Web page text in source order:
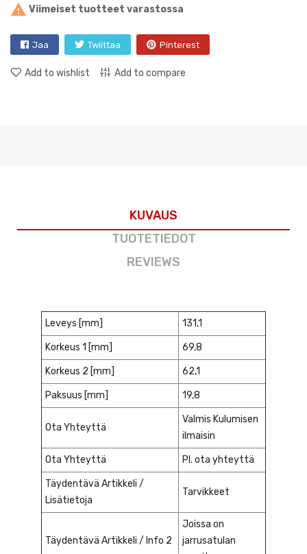
 Viimeiset tuotteet varastossa
Jaa Twiittaa Pinterest
Add to wishlist Add to compare
KUVAUS
TUOTETIEDOT
REVIEWS
Leveys [mm] 131,1
Korkeus 1 [mm] 69,8
Korkeus 2 [mm] 62,1
Paksuus [mm] 19,8
Ota Yhteyttä
Valmis Kulumisen
ilmaisin
Ota Yhteyttä Pl. ota yhteyttä
Täydentävä Artikkeli /
Lisätietoja
Tarvikkeet
Täydentävä Artikkeli / Info 2
Joissa on
jarrusatulan